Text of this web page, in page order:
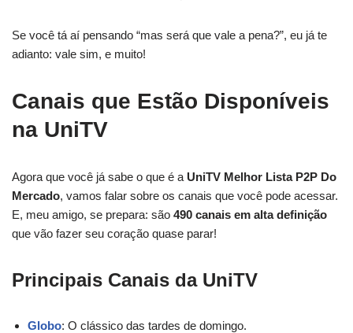
Se você tá aí pensando “mas será que vale a pena?”, eu já te
adianto: vale sim, e muito!
Canais que Estão Disponíveis
na UniTV
Agora que você já sabe o que é a UniTV Melhor Lista P2P Do
Mercado, vamos falar sobre os canais que você pode acessar.
E, meu amigo, se prepara: são 490 canais em alta definição
que vão fazer seu coração quase parar!
Principais Canais da UniTV
Globo: O clássico das tardes de domingo.